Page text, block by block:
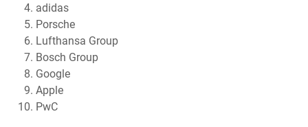
adidas
Porsche
Lufthansa Group
Bosch Group
Google
Apple
PwC